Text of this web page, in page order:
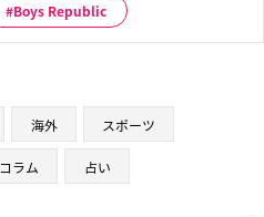
Boys Republic
海外 スポーツ
コラム 占い